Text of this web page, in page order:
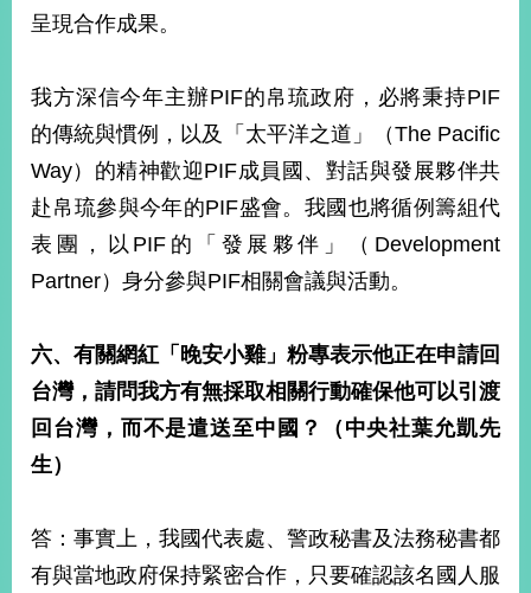
呈現合作成果。
我方深信今年主辦PIF的帛琉政府，必將秉持PIF
的傳統與慣例，以及「太平洋之道」（The Pacific
Way）的精神歡迎PIF成員國、對話與發展夥伴共
赴帛琉參與今年的PIF盛會。我國也將循例籌組代
表團，以PIF的「發展夥伴」（Development
Partner）身分參與PIF相關會議與活動。
六、有關網紅「晚安小雞」粉專表示他正在申請回
台灣，請問我方有無採取相關行動確保他可以引渡
回台灣，而不是遣送至中國？（中央社葉允凱先
生）
答：事實上，我國代表處、警政秘書及法務秘書都
有與當地政府保持緊密合作，只要確認該名國人服